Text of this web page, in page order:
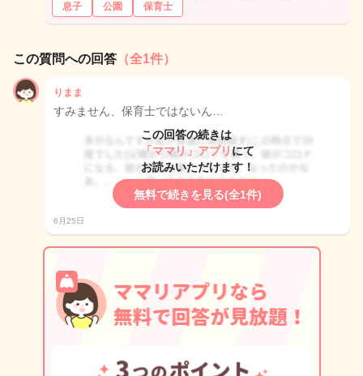
息子
公園 保育士
この質問への回答 （全1件）
りまま
すみません、保育士ではないん…
この回答の続きは
「ママリ」アプリ にて
お読みいただけます！
無料で続きを見る(全1件)
6月25日